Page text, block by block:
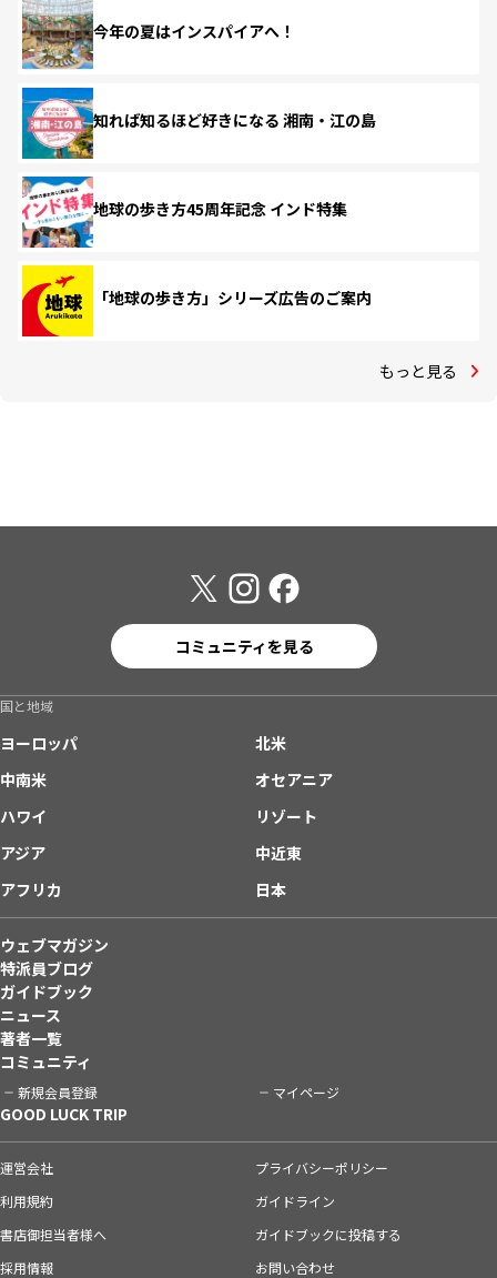
今年の夏はインスパイアへ！
知れば知るほど好きになる 湘南・江の島
地球の歩き方45周年記念 インド特集
「地球の歩き方」シリーズ広告のご案内
もっと見る
コミュニティを見る
国と地域
ヨーロッパ
北米
中南米
オセアニア
ハワイ
リゾート
アジア
中近東
アフリカ
日本
ウェブマガジン
特派員ブログ
ガイドブック
ニュース
著者一覧
コミュニティ
新規会員登録 マイページ
GOOD LUCK TRIP
運営会社
プライバシーポリシー
利用規約
ガイドライン
書店御担当者様へ
ガイドブックに投稿する
採用情報
お問い合わせ